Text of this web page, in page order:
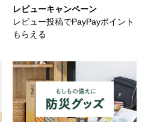
レビューキャンペーン
レビュー投稿でPayPayポイント
もらえる